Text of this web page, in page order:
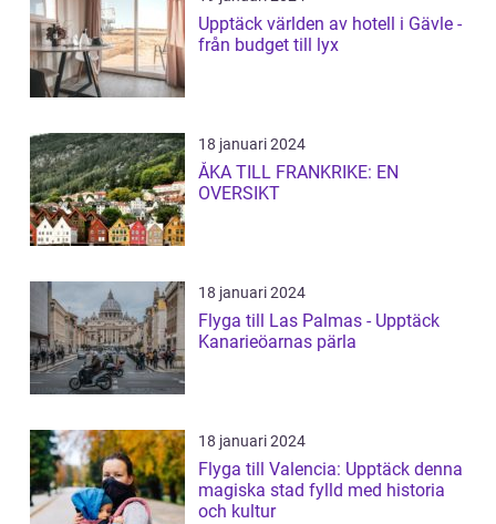
Upptäck världen av hotell i Gävle -
från budget till lyx
18 januari 2024
ÅKA TILL FRANKRIKE: EN
OVERSIKT
18 januari 2024
Flyga till Las Palmas - Upptäck
Kanarieöarnas pärla
18 januari 2024
Flyga till Valencia: Upptäck denna
magiska stad fylld med historia
och kultur